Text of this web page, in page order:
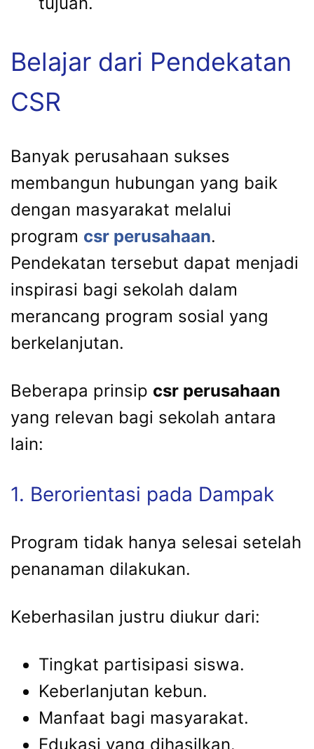
Belajar dari Pendekatan
CSR
Banyak perusahaan sukses
membangun hubungan yang baik
dengan masyarakat melalui
program csr perusahaan.
Pendekatan tersebut dapat menjadi
inspirasi bagi sekolah dalam
merancang program sosial yang
berkelanjutan.
Beberapa prinsip csr perusahaan
yang relevan bagi sekolah antara
lain:
1. Berorientasi pada Dampak
Program tidak hanya selesai setelah
penanaman dilakukan.
Keberhasilan justru diukur dari:
Tingkat partisipasi siswa.
Keberlanjutan kebun.
Manfaat bagi masyarakat.
Edukasi yang dihasilkan.